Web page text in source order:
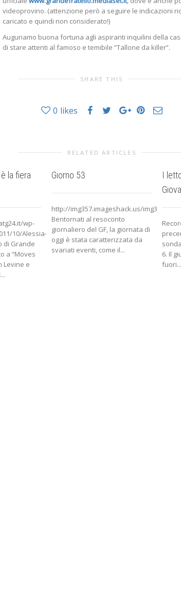
videoprovino. (attenzione però a seguire le indicazioni
caricato e quindi non considerato!)
Auguriamo buona fortuna agli aspiranti inquilini della
di stare attenti al famoso e temibile “Tallone da killer”.
SHARE THIS
0 likes
RELATED ARTICLES
la fiera
wp-
10/Alessia-
di Grande
a “Moves
Levine e
Giorno 53
http://img357.imageshack.us/img357/
Bentornati al resoconto
giornaliero del GF, la giornata di
oggi è stata caratterizzata da
svariati eventi, come il...
I
6. Il
fuori...